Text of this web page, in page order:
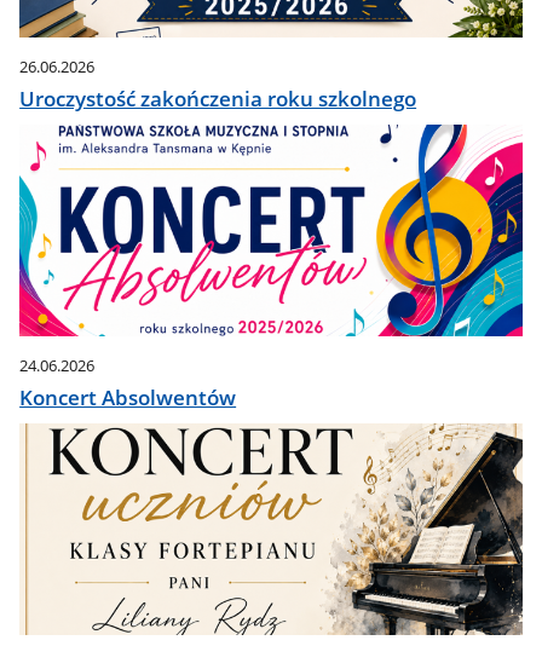
26.06.2026
Uroczystość zakończenia roku szkolnego
24.06.2026
Koncert Absolwentów